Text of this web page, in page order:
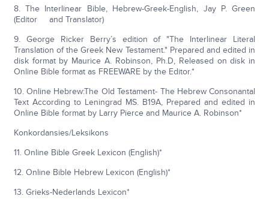
8. The Interlinear Bible, Hebrew-Greek-English, Jay P. Green
(Editor and Translator)
9. George Ricker Berry’s edition of "The Interlinear Literal
Translation of the Greek New Testament." Prepared and edited in
disk format by Maurice A. Robinson, Ph.D, Released on disk in
Online Bible format as FREEWARE by the Editor.*
10. Online Hebrew:The Old Testament- The Hebrew Consonantal
Text According to Leningrad MS. B19A, Prepared and edited in
Online Bible format by Larry Pierce and Maurice A. Robinson*
Konkordansies/Leksikons
11. Online Bible Greek Lexicon (English)*
12. Online Bible Hebrew Lexicon (English)*
13. Grieks-Nederlands Lexicon*